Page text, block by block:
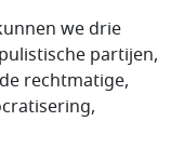
we drie
partijen,
rechtmatige,